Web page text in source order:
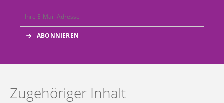
Zugehöriger Inhalt